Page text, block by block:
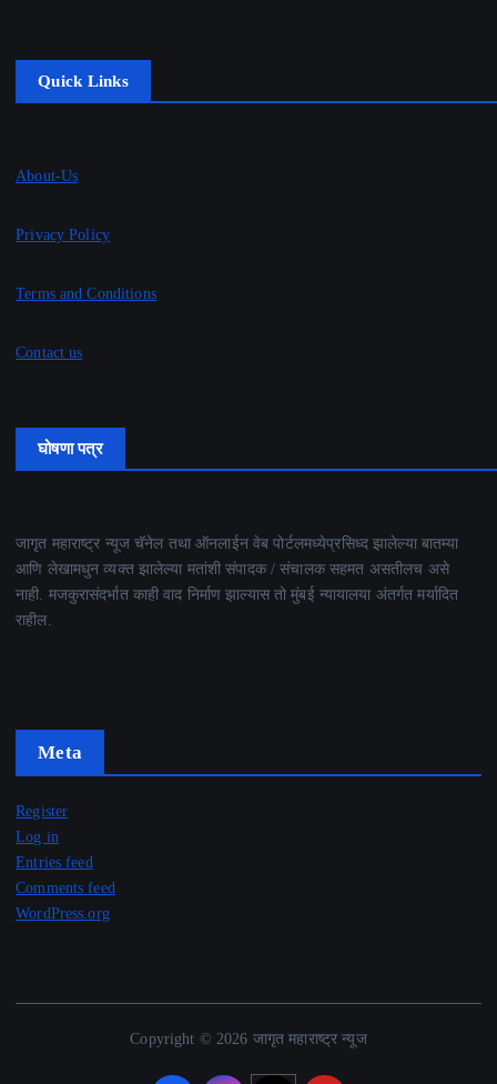
Quick Links
About-Us
Privacy Policy
Terms and Conditions
Contact us
घोषणा पत्र
जागृत महाराष्ट्र न्यूज चॅनेल तथा ऑनलाईन वेब पोर्टलमध्येप्रसिध्द झालेल्या बातम्या
आणि लेखामधुन व्यक्त झालेल्या मतांशी संपादक / संचालक सहमत असतीलच असे
नाही. मजकुरासंदर्भात काही वाद निर्माण झाल्यास तो मुंबई न्यायालया अंतर्गत मर्यादित
राहील.
Meta
Register
Log in
Entries feed
Comments feed
WordPress.org
Copyright © 2026 जागृत महाराष्ट्र न्यूज